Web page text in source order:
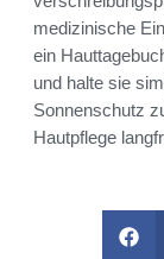
medizinische
ein
und halte sie
Sonnenschutz
Hautpflege